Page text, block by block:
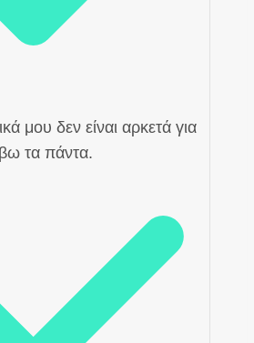
μου δεν είναι αρκετά για
τα πάντα.